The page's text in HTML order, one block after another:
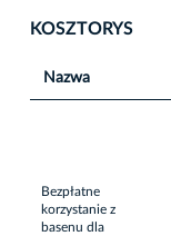
KOSZTORYS
Nazwa
Bezpłatne
korzystanie z
basenu dla